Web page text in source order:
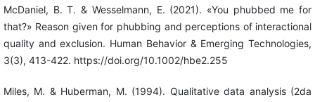
McDaniel, B. T. & Wesselmann, E. (2021). «You phubbed me for
that?» Reason given for phubbing and perceptions of interactional
quality and exclusion. Human Behavior & Emerging Technologies,
3(3), 413-422. https://doi.org/10.1002/hbe2.255
Miles, M. & Huberman, M. (1994). Qualitative data analysis (2da